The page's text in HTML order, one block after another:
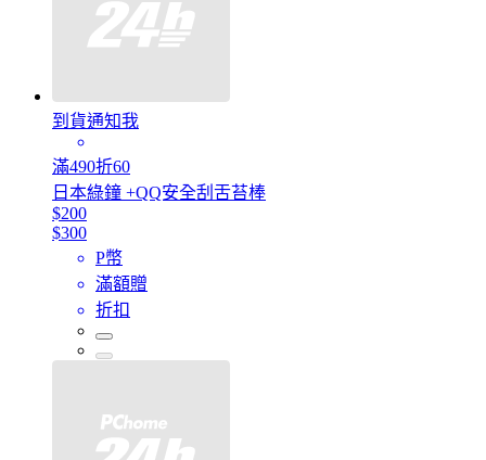
到貨通知我
滿490折60
日本綠鐘 +QQ安全刮舌苔棒
$200
$300
P幣
滿額贈
折扣